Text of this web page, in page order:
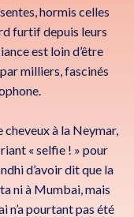
hormis celles
furtif depuis leurs
est loin d’être
milliers, fascinés
à la Neymar,
« selfie ! » pour
d’avoir dit que la
ni à Mumbai, mais
n’a pourtant pas été